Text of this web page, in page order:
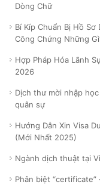
Dòng Chữ
Bí Kíp Chuẩn Bị Hồ
Công Chứng Những
Hợp Pháp Hóa Lãnh
2026
Dịch thư mời nhập
quân sự
Hướng Dẫn Xin Visa
(Mới Nhất 2025)
Ngành dịch thuật tại
Phân biệt “certificate”